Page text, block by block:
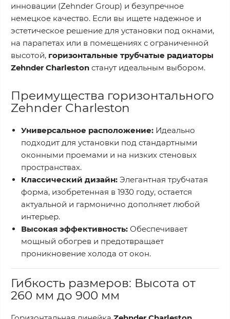
инновации (Zehnder Group) и безупречное
немецкое качество. Если вы ищете надежное и
эстетическое решение для установки под окнами,
на парапетах или в помещениях с ограниченной
высотой, горизонтальные трубчатые радиаторы
Zehnder Charleston станут идеальным выбором.
Преимущества горизонтального
Zehnder Charleston
Универсальное расположение: Идеально
подходит для установки под стандартными
оконными проемами и на низких стеновых
пространствах.
Классический дизайн: Элегантная трубчатая
форма, изобретенная в 1930 году, остается
актуальной и гармонично дополняет любой
интерьер.
Высокая эффективность: Обеспечивает
мощный обогрев и предотвращает
проникновение холода от окон.
Гибкость размеров: Высота от
260 мм до 900 мм